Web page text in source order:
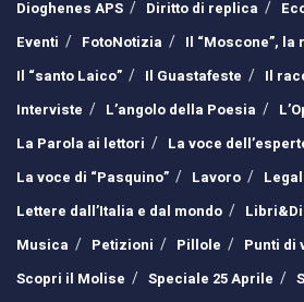
Dioghenes APS
Diritto di replica
Eventi
FotoNotizia
Il “Moscone”,
Il “santo Laico”
Il Guastafeste
Il
Interviste
L’angolo della Poesia
La Parola ai lettori
La voce
La voce di “Pasquino”
Lavoro
Lettere dall’Italia e dal mondo
Musica
Petizioni Pillole Punti di
Scopri il Molise
Speciale 25 Aprile